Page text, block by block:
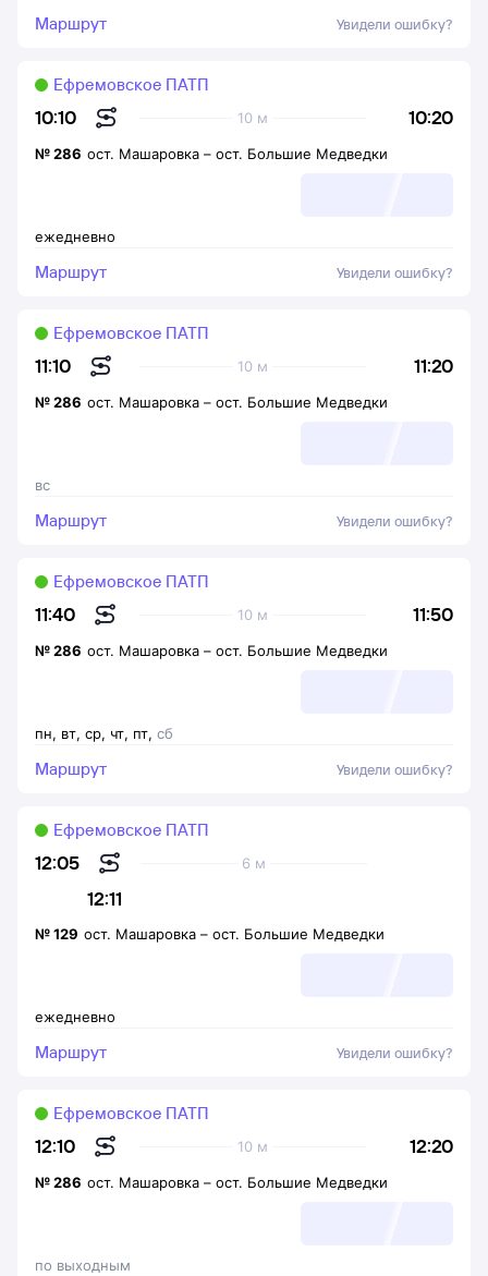
Маршрут Увидели ошибку?
10:10 10:20
10 м
Ефремовское ПАТП
ежедневно
№286 ост. Машаровка – ост. Большие Медведки
Маршрут Увидели ошибку?
11:10 11:20
10 м
Ефремовское ПАТП
вс
№286 ост. Машаровка – ост. Большие Медведки
Маршрут Увидели ошибку?
11:40 11:50
10 м
Ефремовское ПАТП
пн, вт, ср, чт, пт, сб
№286 ост. Машаровка – ост. Большие Медведки
Маршрут Увидели ошибку?
12:05
12:11
6 м
Ефремовское ПАТП
ежедневно
№129 ост. Машаровка – ост. Большие Медведки
Маршрут Увидели ошибку?
12:10 12:20
10 м
Ефремовское ПАТП
по выходным
№286 ост. Машаровка – ост. Большие Медведки